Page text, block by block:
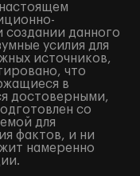
данного
усилия для
источников,
что
в
достоверными,
со
для
фактов, и ни
намеренно